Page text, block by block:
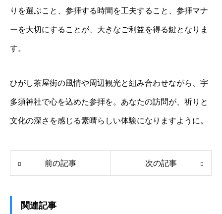
りを選ぶこと、参拝する時間を工夫すること、参拝マナ
ーを大切にすることが、大きなご利益を得る鍵となりま
す。
ひがし茶屋街の風情や周辺観光と組み合わせながら、宇
多須神社で心を込めた参拝を。あなたの訪問が、祈りと
文化の深さを感じる素晴らしい体験になりますように。
前の記事 次の記事
関連記事